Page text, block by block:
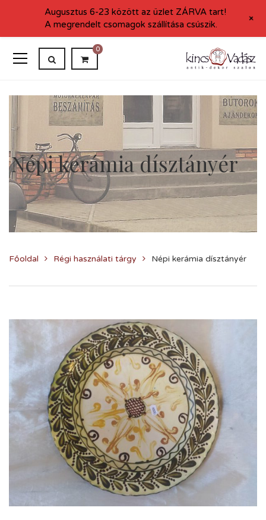
0
Népi kerámia dísztányér
Főoldal Régi használati tárgy Népi kerámia dísztányér
Augusztus 6-23 között az üzlet ZÁRVA tart!
A megrendelt csomagok szállítása csúszik.
+